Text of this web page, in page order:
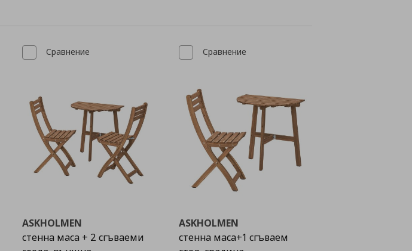
Сравнение
ASKHOLMEN
стенна маса + 2 сгъваеми
Сравнение
ASKHOLMEN
стенна маса+1 сгъваем